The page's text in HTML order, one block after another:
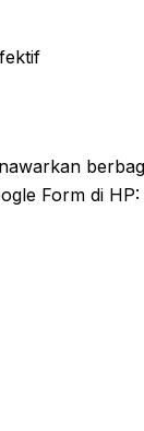
Form di HP: